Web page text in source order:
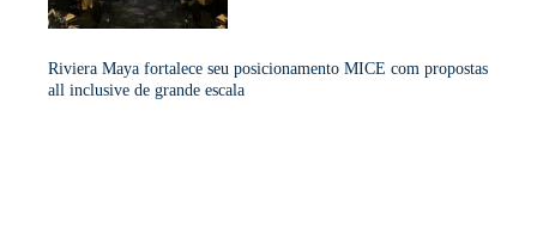
Riviera Maya fortalece seu posicionamento MICE com propostas
all inclusive de grande escala